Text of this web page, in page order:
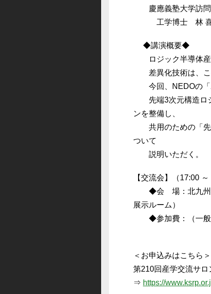
慶應義塾大学訪問
工学博士 林
◆講演概要◆
ロジック半導体産
差異化技術は、こ
今回、NEDOの「
先端3次元構造ロジ
ンを整備し、
共用のための「先
ついて
説明いただく。
【交流会】（17:00 ～
◆会 場：北九州
展示ルーム）
◆参加費：（一般
＜お申込みはこちら＞
第210回産学交流サロ
⇒ https://